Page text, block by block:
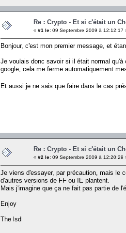
Re : Crypto - Et si c'était un
« #1 le: 09 Septembre 2009 à 12:12:17
Bonjour, c'est mon premier message, et
Je voulais donc savoir si il était normal
google, cela me ferme automatiquement
Et aussi je ne sais que faire dans le cas
Re : Crypto - Et si c'était un
« #2 le: 09 Septembre 2009 à 12:20:29
Je viens d'essayer, par précaution, mais le
d'autres versions de FF ou IE plantent.
Mais j'imagine que ça ne fait pas partie de
Enjoy
The lsd